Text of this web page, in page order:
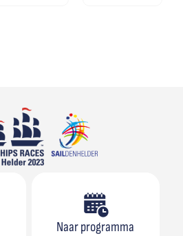
Naar programma